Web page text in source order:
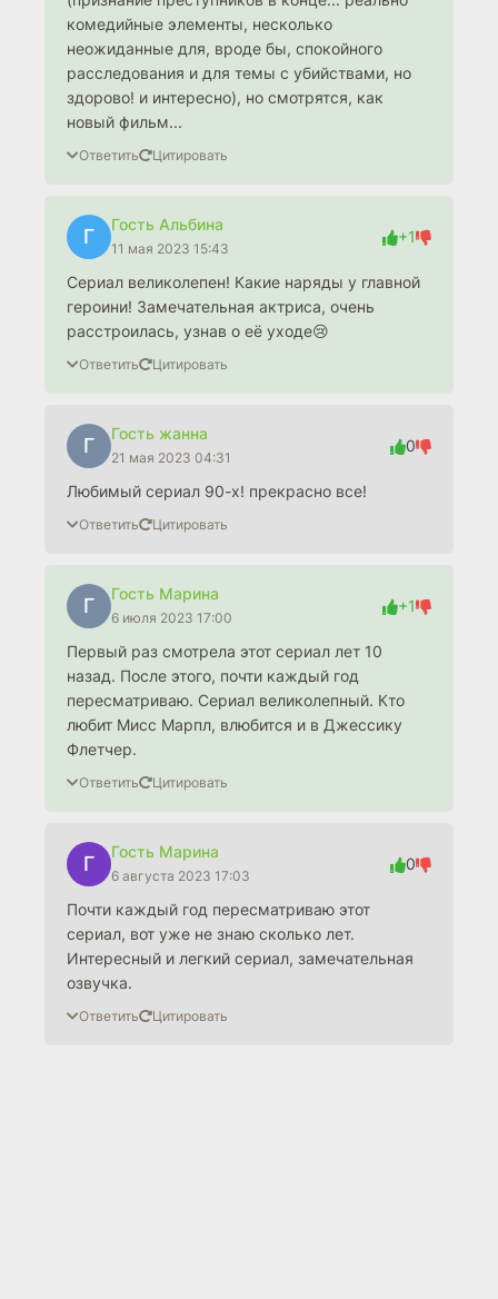
комедийные элементы, несколько
неожиданные для, вроде бы, спокойного
расследования и для темы с убийствами, но
здорово! и интересно), но смотрятся, как
новый фильм...
Ответить Цитировать
Г
Гость Альбина
11 мая 2023 15:43
+1
Сериал великолепен! Какие наряды у главной
героини! Замечательная актриса, очень
расстроилась, узнав о еë уходе😢
Ответить Цитировать
Г
Гость жанна
21 мая 2023 04:31
0
Любимый сериал 90-х! прекрасно все!
Ответить Цитировать
Г
Гость Марина
6 июля 2023 17:00
+1
Первый раз смотрела этот сериал лет 10
назад. После этого, почти каждый год
пересматриваю. Сериал великолепный. Кто
любит Мисс Марпл, влюбится и в Джессику
Флетчер.
Ответить Цитировать
Г
Гость Марина
6 августа 2023 17:03
0
Почти каждый год пересматриваю этот
сериал, вот уже не знаю сколько лет.
Интересный и легкий сериал, замечательная
озвучка.
Ответить Цитировать